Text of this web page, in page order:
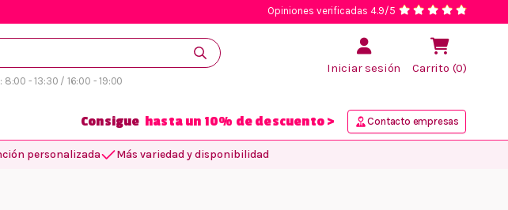
Opiniones verificadas 4.9/5
8:00 - 13:30 / 16:00 - 19:00
Iniciar sesión Carrito (0)
Consigue hasta un 10% de descuento > Contacto empresas
personalizada Más variedad y disponibilidad